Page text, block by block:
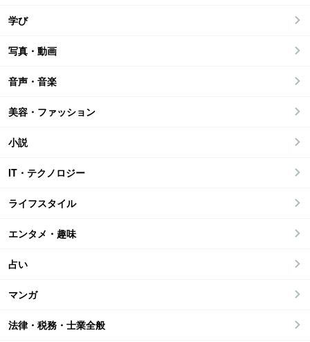
学び
写真・動画
音声・音楽
美容・ファッション
小説
IT・テクノロジー
ライフスタイル
エンタメ・趣味
占い
マンガ
法律・税務・士業全般